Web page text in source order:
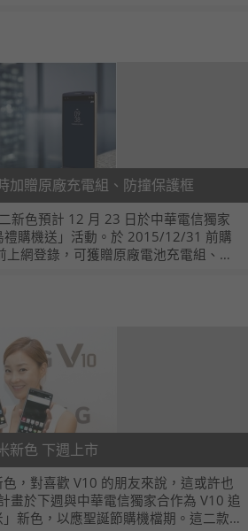
加贈原廠充電組、防撞保護框
新色預計 12 月 23 日於中華電信獨家
禮購機送」活動。於 2015/12/31 前購
網登錄，可獲贈原廠電池充電組、防
新色 下週上市
，對喜歡 V10 的朋友來說，這或許也
畫於下週與中華電信獨家合作為 V10 追
新色，以應聖誕節購機檔期。這二款